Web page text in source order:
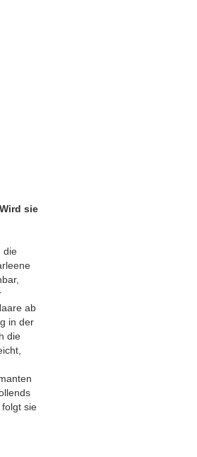
sie
die
ab
in der
die
sie